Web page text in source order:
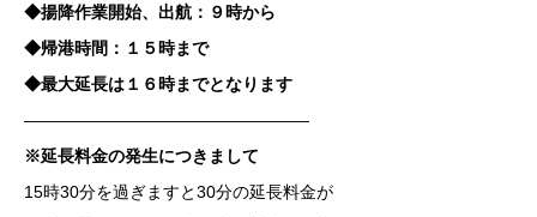
◆揚降作業開始、出航：９時から
◆帰港時間：１５時まで
◆最大延長は１６時までとなります
—————————————————
※延長料金の発生につきまして
15時30分を過ぎますと30分の延長料金が